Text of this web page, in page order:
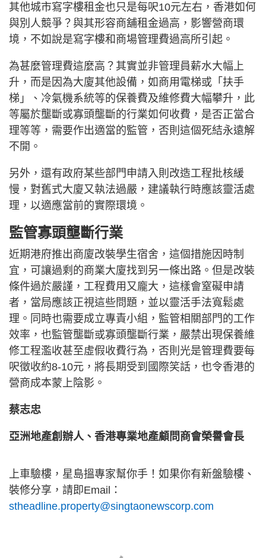
其他城市寫字樓租金也只是每呎10元左右，香港如何
與別人競爭？與其形容商舖租金過高，影響營商環
境，不如說是寫字樓和商場管理費過高所引起。
為甚麼管理費這麼高？其實並非管理員薪水大幅上
升，而是因為大廈其他設備，如商用電梯或「扶手
梯」、冷氣機系統等的保養費及維修費大幅攀升，此
等屬於壟斷或寡頭壟斷的行業如何收費，是否正當合
理等等，需要作出適當的監管，否則這個死結永遠解
不開。
另外，還有政府某些部門申請入則改造工程批核緩
慢，對舊式大廈又執法過嚴，建議執行時應該靈活處
理，以適應當前的實際環境。
監管寡頭壟斷行業
近期港府推出商廈改裝學生宿舍，這個措施因時制
宜，可讓過剩的商業大廈找到另一條出路。但是改裝
條件過於嚴謹，工程費用又龐大，這樣會窒礙申請
者，當局應該正視這些問題，並以靈活手法寬鬆處
理。同時也需要成立專責小組，監管相關部門的工作
效率，也監管壟斷或寡頭壟斷行業，嚴禁出現保養維
修工程濫收甚至虛假收費行為，否則光是管理費要每
呎徵收約8-10元，將長期受到國際笑話，也令香港的
營商成本蒙上陰影。
蔡志忠
亞洲地產創辦人、香港專業地產顧問商會榮譽會長
上車驗樓，星島搵專家幫你手！如果你有新盤驗樓、
裝修分享，請即Email：
stheadline.property@singtaonewscorp.com